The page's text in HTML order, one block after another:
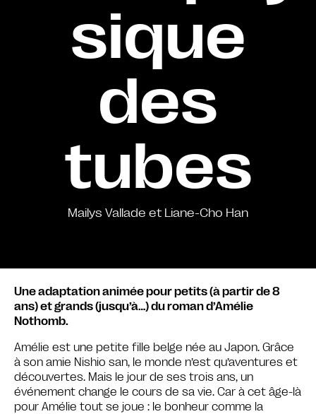
sique
des
tubes
Mailys Vallade et Liane-Cho Han
Une adaptation animée pour petits (à partir de 8
ans) et grands (jusqu’à…) du roman d’Amélie
Nothomb.
Amélie est une petite fille belge née au Japon. Grâce
à son amie Nishio san, le monde n’est qu’aventures et
découvertes. Mais le jour de ses trois ans, un
événement change le cours de sa vie. Car à cet âge-là
pour Amélie tout se joue : le bonheur comme la